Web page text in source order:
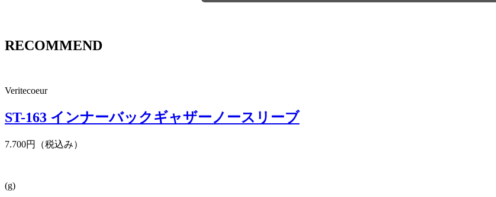
RECOMMEND
Veritecoeur
ST-163 インナーバックギャザーノースリーブ
7.700円（税込み）
(g)